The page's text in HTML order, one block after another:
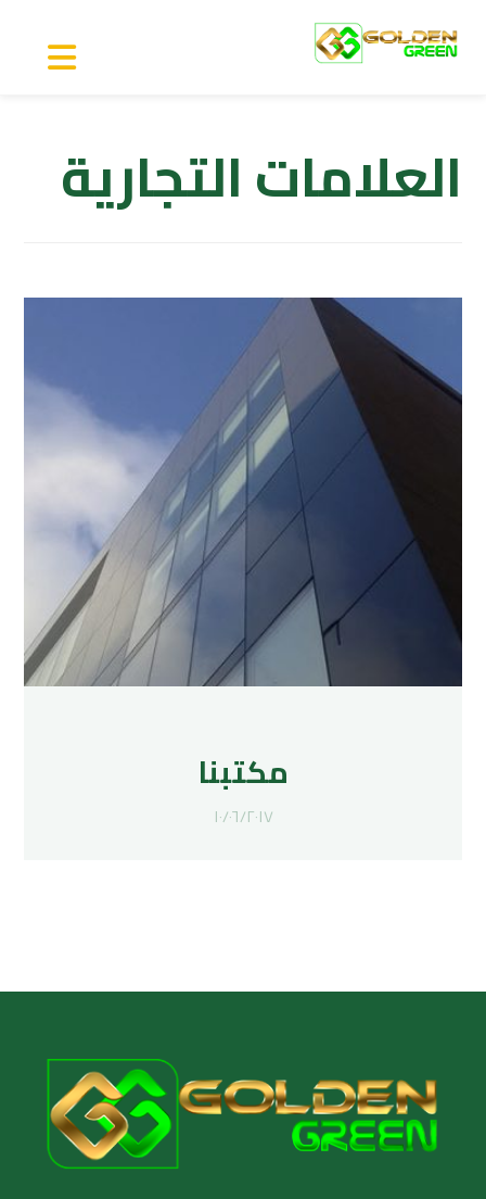
العلامات التجارية
مكتبنا
١٠/٠٦/٢٠١٧